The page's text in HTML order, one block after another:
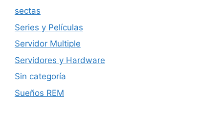
sectas
Series y Películas
Servidor Multiple
Servidores y Hardware
Sin categoría
Sueños REM